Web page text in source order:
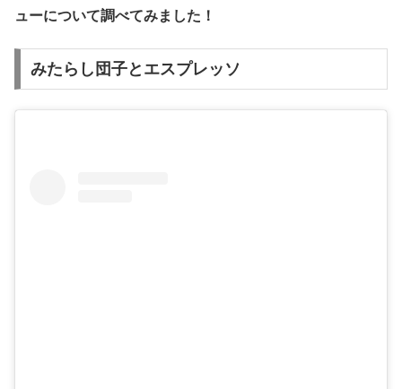
ューについて調べてみました！
みたらし団子とエスプレッソ